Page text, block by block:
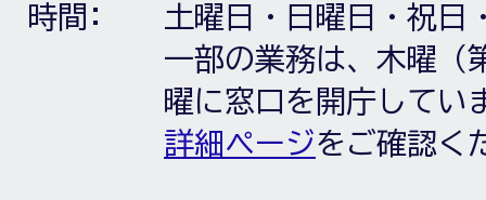
時間:
土曜日・日曜日・祝日
一部の業務は、木曜（
曜に窓口を開庁してい
詳細ページをご確認く